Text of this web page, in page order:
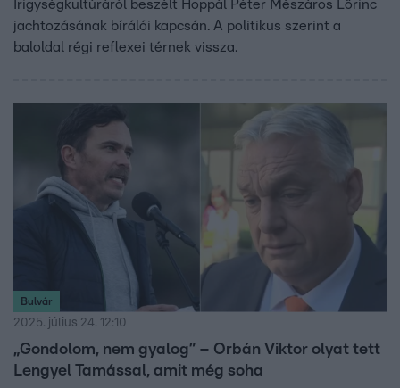
Irigységkultúráról beszélt Hoppál Péter Mészáros Lőrinc
jachtozásának bírálói kapcsán. A politikus szerint a
baloldal régi reflexei térnek vissza.
Bulvár
2025. július 24. 12:10
„Gondolom, nem gyalog” – Orbán Viktor olyat tett
Lengyel Tamással, amit még soha